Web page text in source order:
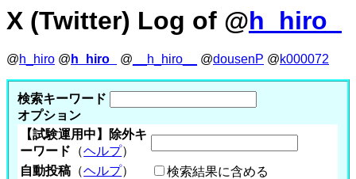
X (Twitter) Log of @h_hiro_
@h_hiro @ h_hiro_ @ __h_hiro__ @dousenP @k000072
検索キーワード
オプション
【試験運用中】除外キ
ーワード （ヘルプ）
自動投稿 （ヘルプ） 検索結果に含める